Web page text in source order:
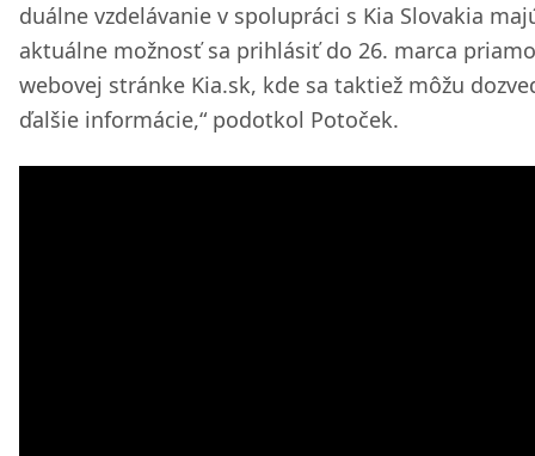
duálne vzdelávanie v spolupráci s Kia Slovakia
aktuálne možnosť sa prihlásiť do 26. marca
webovej stránke Kia.sk, kde sa taktiež môžu
ďalšie informácie,“ podotkol Potoček.